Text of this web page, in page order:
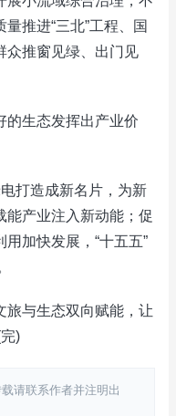
推进“三北”工程、国
众推窗见绿、出门见
的生态发挥出产业价
打造成新名片，为新
能产业注入新动能；促
加快发展，“十五五”
旅与生态双向赋能，让
)
请联系作者并注明出